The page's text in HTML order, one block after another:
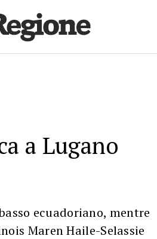
a Lugano
ecuadoriano, mentre
Maren Haile-Selassie